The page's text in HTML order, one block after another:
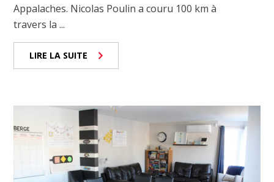
Appalaches. Nicolas Poulin a couru 100 km à
travers la ...
LIRE LA SUITE